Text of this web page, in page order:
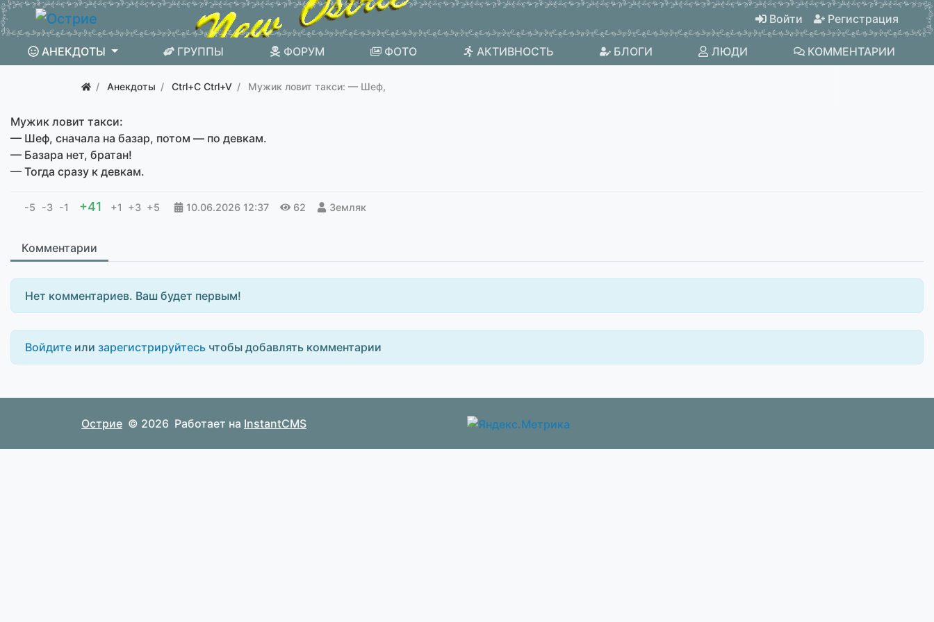
Войти Регистрация
АНЕКДОТЫ ГРУППЫ ФОРУМ ФОТО АКТИВНОСТЬ БЛОГИ ЛЮДИ КОММЕНТАРИИ
Анекдоты Ctrl+C Ctrl+V Мужик ловит такси: — Шеф,
Мужик ловит такси:
— Шеф, сначала на базар, потом — по девкам.
— Базара нет, братан!
— Тогда сразу к девкам.
-5 -3 -1 +41 +1 +3 +5 10.06.2026 12:37 62 Земляк
Комментарии
Нет комментариев. Ваш будет первым!
Войдите или зарегистрируйтесь чтобы добавлять комментарии
Острие © 2026 Работает на InstantCMS